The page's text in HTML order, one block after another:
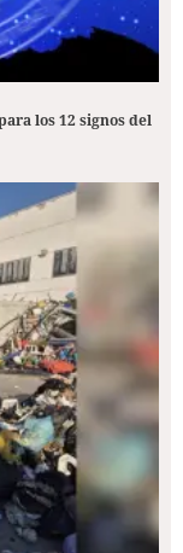
los 12 signos del